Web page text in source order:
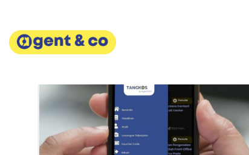
content